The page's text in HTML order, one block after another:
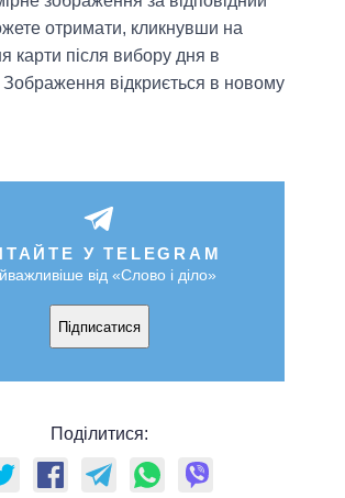
отримати, кликнувши на
карти після вибору дня в
Зображення відкриється в новому
У TELEGRAM
від «Слово і діло»
Підписатися
Поділитися: